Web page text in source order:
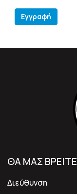
Εγγραφή
ΘΑ ΜΑΣ ΒΡΕΙΤΕ
Διεύθυνση